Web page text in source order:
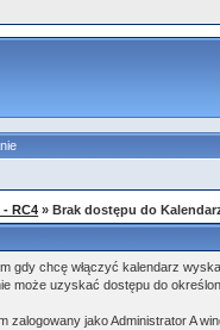
- RC4 » Brak dostępu do
gdy chcę włączyć kalendarz
może uzyskać dostępu do
zalogowany jako Administrator A